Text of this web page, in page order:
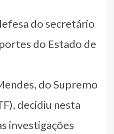
do secretário
do Estado de
do Supremo
decidiu nesta
investigações